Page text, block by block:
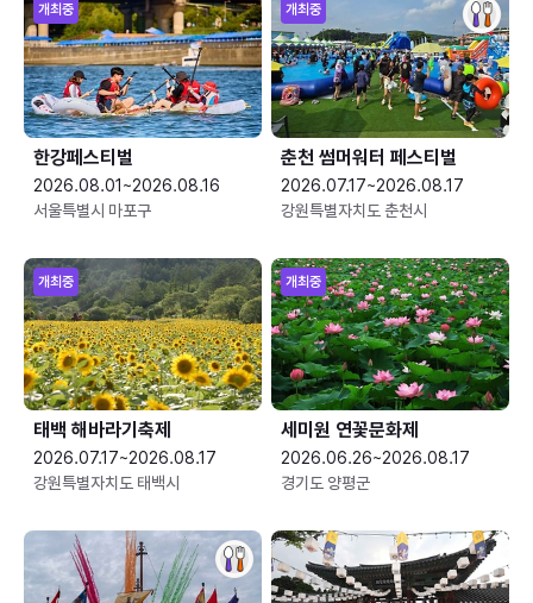
개최중
한강페스티벌
2026.08.01~2026.08.16
서울특별시 마포구
개최중
춘천 썸머워터 페스티벌
2026.07.17~2026.08.17
강원특별자치도 춘천시
개최중
태백 해바라기축제
2026.07.17~2026.08.17
강원특별자치도 태백시
개최중
세미원 연꽃문화제
2026.06.26~2026.08.17
경기도 양평군